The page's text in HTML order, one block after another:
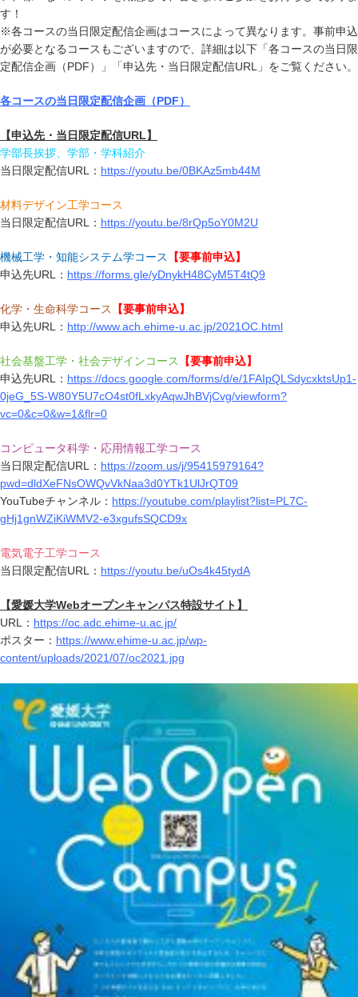
す！
※各コースの当日限定配信企画はコースによって異なります。事前申込
が必要となるコースもございますので、詳細は以下「各コースの当日限
定配信企画（PDF）」「申込先・当日限定配信URL」をご覧ください。
各コースの当日限定配信企画（PDF）
【申込先・当日限定配信URL】
学部長挨拶、学部・学科紹介
当日限定配信URL： https://youtu.be/0BKAz5mb44M
材料デザイン工学コース
当日限定配信URL： https://youtu.be/8rQp5oY0M2U
機械工学・知能システム学コース
【要事前申込】
申込先URL： https://forms.gle/yDnykH48CyM5T4tQ9
化学・生命科学コース
【要事前申込】
申込先URL： http://www.ach.ehime-u.ac.jp/2021OC.html
社会基盤工学・社会デザインコース
【要事前申込】
申込先URL： https://docs.google.com/forms/d/e/1FAIpQLSdycxktsUp1-
0jeG_5S-W80Y5U7cO4st0fLxkyAqwJhBVjCvg/viewform?
vc=0&c=0&w=1&flr=0
コンピュータ科学・応用情報工学コース
当日限定配信URL： https://zoom.us/j/95415979164?
pwd=dldXeFNsOWQvVkNaa3d0YTk1UlJrQT09
YouTubeチャンネル： https://youtube.com/playlist?list=PL7C-
gHj1gnWZiKiWMV2-e3xgufsSQCD9x
電気電子工学コース
当日限定配信URL： https://youtu.be/uOs4k45tydA
【愛媛大学Webオープンキャンパス特設サイト】
URL： https://oc.adc.ehime-u.ac.jp/
ポスター： https://www.ehime-u.ac.jp/wp-
content/uploads/2021/07/oc2021.jpg